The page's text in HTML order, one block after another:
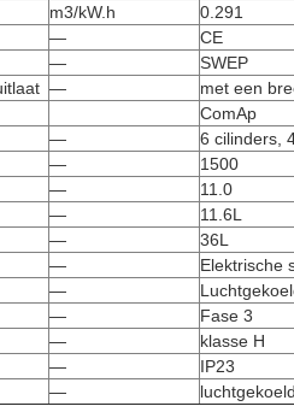
m3/kW.h
0.291
—
CE
—
SWEP
—
met een
ComAp
—
6 cilinders,
—
1500
—
11.0
—
11.6L
—
36L
—
Elektrische
—
—
Fase 3
—
klasse H
—
IP23
—